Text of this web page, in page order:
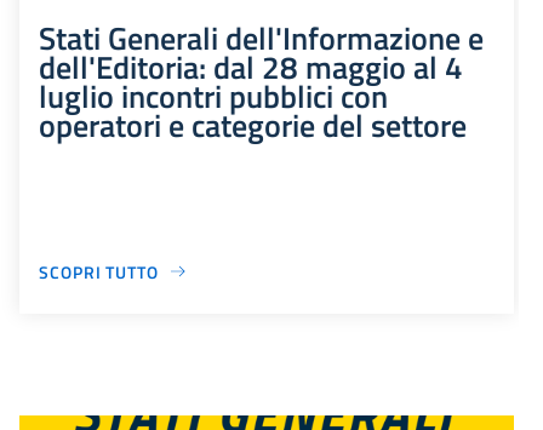
Stati Generali dell'Informazione e
dell'Editoria: dal 28 maggio al 4
luglio incontri pubblici con
operatori e categorie del settore
SCOPRI TUTTO